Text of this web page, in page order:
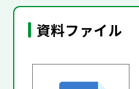
資料ファイル